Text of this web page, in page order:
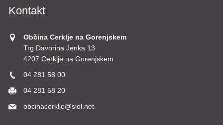
Kontakt
Občina Cerklje na Gorenjskem
Trg Davorina Jenka 13
4207 Cerklje na Gorenjskem
04 281 58 00
04 281 58 20
obcinacerklje@siol.net